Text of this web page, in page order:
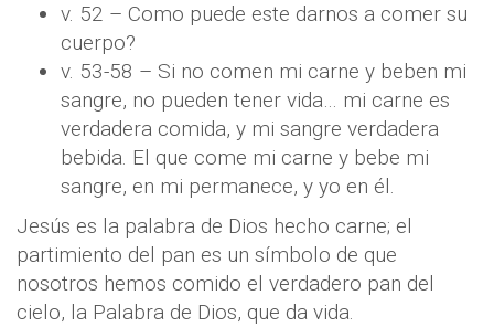
v. 52 – Como puede este darnos a comer su
cuerpo?
v. 53-58 – Si no comen mi carne y beben mi
sangre, no pueden tener vida… mi carne es
verdadera comida, y mi sangre verdadera
bebida. El que come mi carne y bebe mi
sangre, en mi permanece, y yo en él.
Jesús es la palabra de Dios hecho carne; el
partimiento del pan es un símbolo de que
nosotros hemos comido el verdadero pan del
cielo, la Palabra de Dios, que da vida.